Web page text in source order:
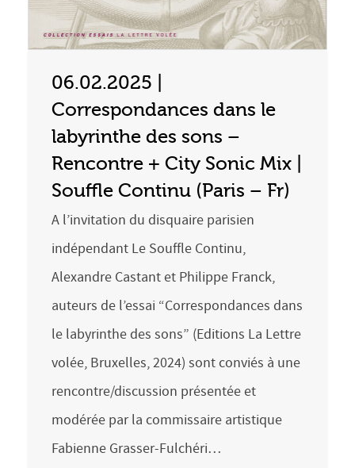
06.02.2025 |
Correspondances dans le
labyrinthe des sons –
Rencontre + City Sonic Mix |
Souffle Continu (Paris – Fr)
A l’invitation du disquaire parisien
indépendant Le Souffle Continu,
Alexandre Castant et Philippe Franck,
auteurs de l’essai “Correspondances dans
le labyrinthe des sons” (Editions La Lettre
volée, Bruxelles, 2024) sont conviés à une
rencontre/discussion présentée et
modérée par la commissaire artistique
Fabienne Grasser-Fulchéri…